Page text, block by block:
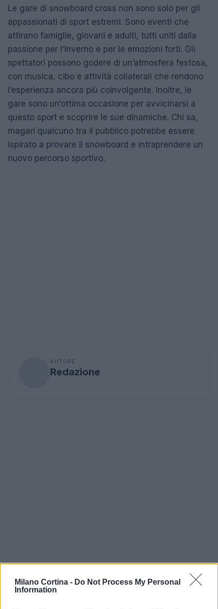
Milano Cortina - Do Not Process My Personal
Information
Le gare di snowboard cross non sono solo per gli
appassionati di sport estremi. Sono eventi che
attirano famiglie, giovani e adulti, tutti uniti dalla
passione per l’inverno e per le emozioni forti. Gli
spettatori possono godere di un’atmosfera festosa,
con musica, cibo e attività collaterali che rendono
l’esperienza ancora più coinvolgente. Inoltre, le
gare sono un’ottima occasione per avvicinarsi a
questo sport e scoprire le sue dinamiche. Chi sa,
magari qualcuno tra il pubblico potrebbe essere
ispirato a provare il snowboard e intraprendere un
nuovo percorso sportivo.
AUTORE
Redazione